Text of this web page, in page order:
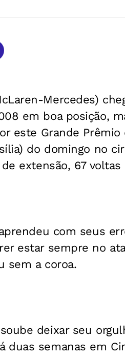
Mercedes)
em boa posição,
este Grande
do domingo no
extensão, 67
com seus
estar sempre no
sem a coroa.
deixar seu
duas semanas em